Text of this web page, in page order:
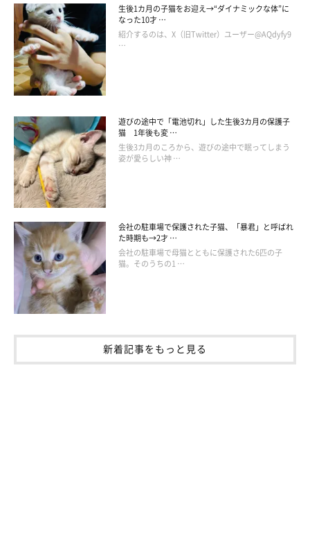
生後1カ月の子猫をお迎え→“ダイナミックな体”に
なった10才 …
紹介するのは、X（旧Twitter）ユーザー@AQdyfy9
…
遊びの途中で「電池切れ」した生後3カ月の保護子
猫 1年後も変 …
生後3カ月のころから、遊びの途中で眠ってしまう
姿が愛らしい神 …
会社の駐車場で保護された子猫、「暴君」と呼ばれ
た時期も→2才 …
会社の駐車場で母猫とともに保護された6匹の子
猫。そのうちの1 …
新着記事をもっと見る